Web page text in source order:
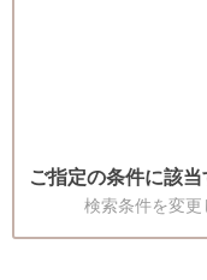
ご指定の条件に該
検索条件を変更